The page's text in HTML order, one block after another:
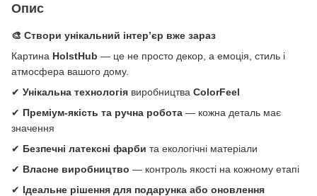
Опис
🎨 Створи унікальний інтер’єр вже зараз
Картина HolstHub — це не просто декор, а емоція, стиль і
атмосфера вашого дому.
✔ Унікальна технологія виробництва ColorFeel
✔ Преміум-якість та ручна робота — кожна деталь має
значення
✔ Безпечні латексні фарби та екологічні матеріали
✔ Власне виробництво — контроль якості на кожному етапі
✔ Ідеальне рішення для подарунка або оновлення